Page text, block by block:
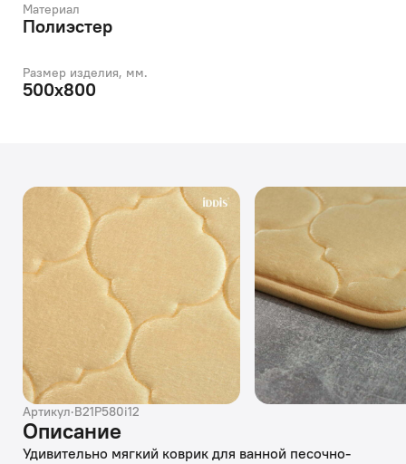
Материал
Полиэстер
Размер изделия, мм.
500х800
Артикул·B21P580i12
Описание
Удивительно мягкий коврик для ванной песочно-